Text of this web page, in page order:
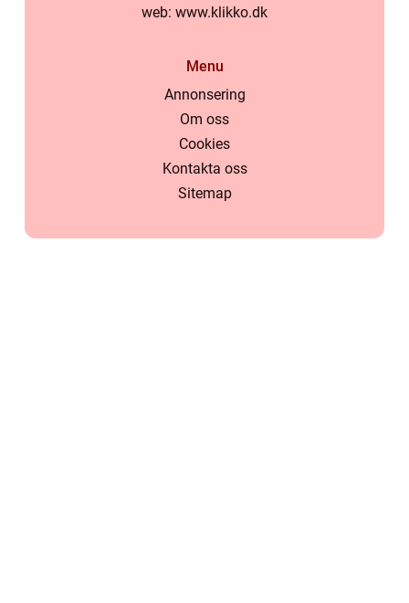
web: www.klikko.dk
Menu
Annonsering
Om oss
Cookies
Kontakta oss
Sitemap